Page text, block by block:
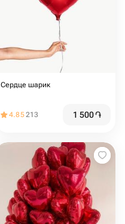
Сердце шарик
4.85213 1 500֏